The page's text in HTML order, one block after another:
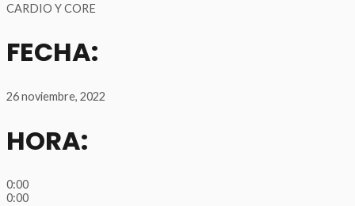
CARDIO Y CORE
FECHA:
26 noviembre, 2022
HORA:
0:00
0:00